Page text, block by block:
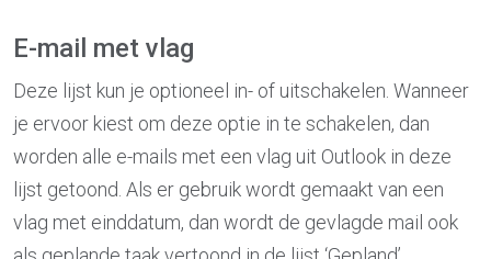
E-mail met vlag
Deze lijst kun je optioneel in- of uitschakelen. Wanneer
je ervoor kiest om deze optie in te schakelen, dan
worden alle e-mails met een vlag uit Outlook in deze
lijst getoond. Als er gebruik wordt gemaakt van een
vlag met einddatum, dan wordt de gevlagde mail ook